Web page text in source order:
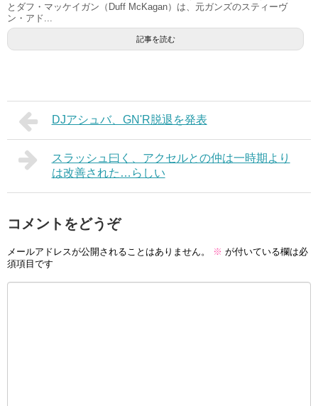
とダフ・マッケイガン（Duff McKagan）は、元ガンズのスティーヴ
ン・アド...
記事を読む
DJアシュバ、GN'R脱退を発表
スラッシュ曰く、アクセルとの仲は一時期より
は改善された…らしい
コメントをどうぞ
メールアドレスが公開されることはありません。 ※ が付いている欄は必
須項目です